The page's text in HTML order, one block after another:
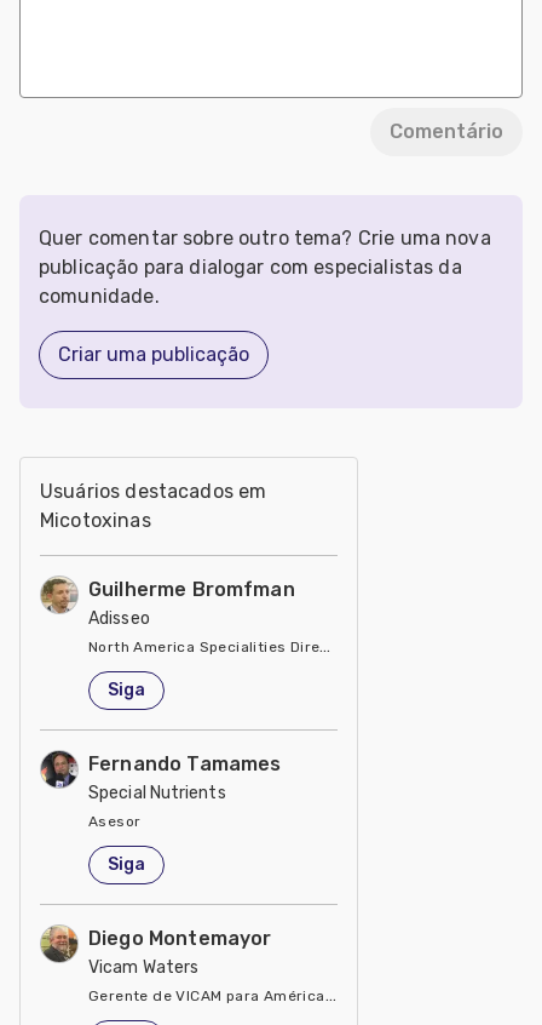
Comentário
Quer comentar sobre outro tema? Crie uma nova
publicação para dialogar com especialistas da
comunidade.
Criar uma publicação
Usuários destacados em
Micotoxinas
Guilherme Bromfman
Adisseo
North America Specialities Director
Estados Unidos
Siga
Fernando Tamames
Special Nutrients
Asesor
Estados Unidos
Siga
Diego Montemayor
Vicam Waters
Gerente de VICAM para América Latina